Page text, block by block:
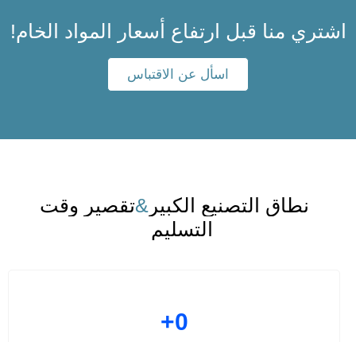
اشتري منا قبل ارتفاع أسعار المواد الخام!
اسأل عن الاقتباس
نطاق التصنيع الكبير&تقصير وقت
التسليم
0
+